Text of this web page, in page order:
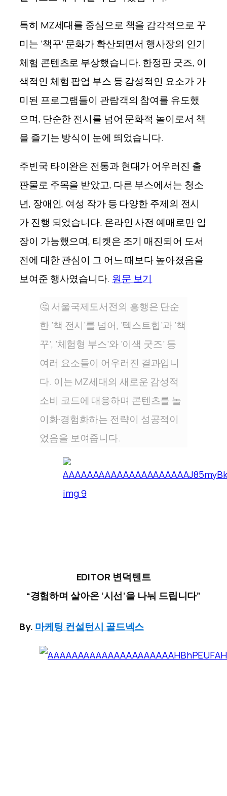
특히 MZ세대를 중심으로 책을 감각적으로 꾸
미는 ‘책꾸’ 문화가 확산되면서 행사장의 인기
체험 콘텐츠로 부상했습니다. 한정판 굿즈, 이
색적인 체험 팝업 부스 등 감성적인 요소가 가
미된 프로그램들이 관람객의 참여를 유도했
으며, 단순한 전시를 넘어 문화적 놀이로서 책
을 즐기는 방식이 눈에 띄었습니다.
주빈국 타이완은 전통과 현대가 어우러진 출
판물로 주목을 받았고, 다른 부스에서는 청소
년, 장애인, 여성 작가 등 다양한 주제의 전시
가 진행 되었습니다. 온라인 사전 예매로만 입
장이 가능했으며, 티켓은 조기 매진되어 도서
전에 대한 관심이 그 어느 때보다 높아졌음을
보여준 행사였습니다. 원문 보기
🤔 서울국제도서전의 흥행은 단순
한 ‘책 전시’를 넘어, ‘텍스트힙’과 ‘책
꾸’, ‘체험형 부스’와 ‘이색 굿즈’ 등
여러 요소들이 어우러진 결과입니
다. 이는 MZ세대의 새로운 감성적
소비 코드에 대응하며 콘텐츠를 놀
이화·경험화하는 전략이 성공적이
었음을 보여줍니다.
EDITOR 변덕텐트
“경험하며 살아온 ‘시선’을 나눠 드립니다”
By. 마케팅 컨설턴시 골드넥스